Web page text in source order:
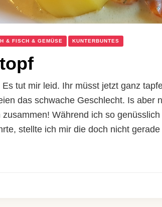
& FISCH & GEMÜSE KUNTERBUNTES
Es tut mir leid. Ihr müsst jetzt ganz
das schwache Geschlecht. Is aber
zusammen! Während ich so
stellte ich mir die doch nicht